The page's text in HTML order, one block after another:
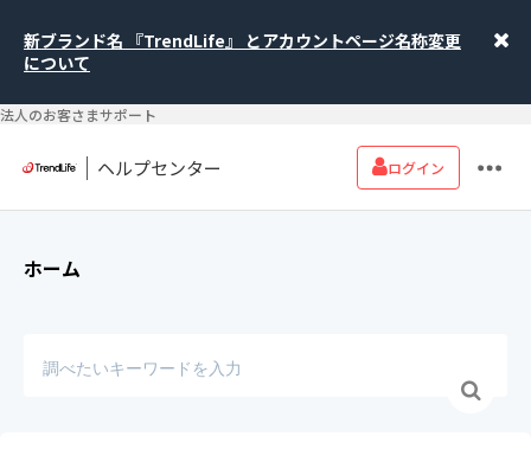
新ブランド名 『TrendLife』 とアカウントページ名称変更
について
法人のお客さまサポート
ヘルプセンター ログイン
ホーム